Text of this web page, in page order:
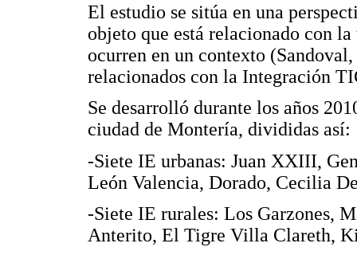
El estudio se sitúa en una
objeto que está relacionado con
ocurren en un contexto
relacionados con la Integración
Se desarrolló durante los años
ciudad de Montería, divididas así:
-Siete IE urbanas: Juan XXIII,
León Valencia, Dorado, Cecilia
-Siete IE rurales: Los Garzones,
Anterito, El Tigre Villa Clareth,